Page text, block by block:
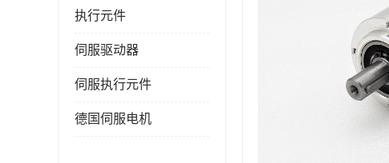
执行元件
伺服驱动器
伺服执行元件
德国伺服电机